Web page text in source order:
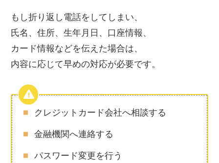
もし折り返し電話をしてしまい、
氏名、住所、生年月日、口座情報、
カード情報などを伝えた場合は、
内容に応じて早めの対応が必要です。
クレジットカード会社へ相談する
金融機関へ連絡する
パスワード変更を行う